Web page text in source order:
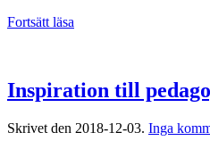
Fortsätt läsa
Inspiration till
Skrivet den 2018-12-03. Inga